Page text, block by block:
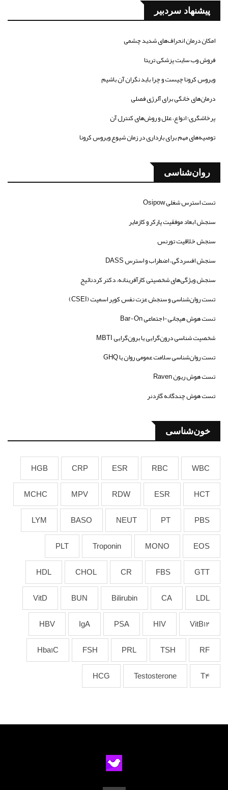
پیشنهاد سردبیر
امکان درمان انحراف‌های شدید چشمی
فروش وب سایت پزشکی تریتا
ویروس کرونا چیست و چرا باید نگران آن باشیم
درمان‌های خانگی برای آلرژی فصلی
پرخاشگری؛ انواع، علل و روش‌های کنترل آن
توصیه‌های مهم برای بارداری در زمان شیوع ویروس کرونا
روان‌شناسی
تست استرس شغلی Osipow
سنجش ابعاد موفقیت پارکر و کازمایر
سنجش خلاقیت تورنس
سنجش افسردگی، اضطراب و استرس DASS
سنجش ویژگی‌های شخصیتی کارآفرینانه، دکتر کردنائیج
تست روان‌شناسی و سنجش عزت نفس کوپر اسمیت (CSEI)
تست هوش هیجانی-اجتماعی Bar-On
شخصیت شناسی درون‌گرایی یا برون‌گرایی MBTI
تست روان‌شناسی سلامت عمومی روان یا GHQ
تست هوش ریون Raven
تست هوش چندگانه گاردنر
خون‌شناسی
WBC
RBC
ESR
CRP
HGB
HCT
ESR
RDW
MPV
MCHC
PBS
PT
NEUT
BASO
LYM
EOS
MONO
Troponin
PLT
GTT
FBS
CR
CHOL
HDL
LDL
CA
Bilirubin
BUN
VitD
VitB12
HIV
PSA
IgA
HBV
RF
TSH
PRL
FSH
Hba1C
T4
Testosterone
HCG